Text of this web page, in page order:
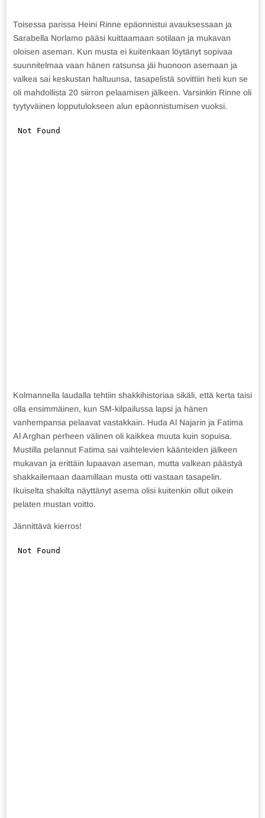
Toisessa parissa Heini Rinne epäonnistui avauksessaan ja
Sarabella Norlamo pääsi kuittaamaan sotilaan ja mukavan
oloisen aseman. Kun musta ei kuitenkaan löytänyt sopivaa
suunnitelmaa vaan hänen ratsunsa jäi huonoon asemaan ja
valkea sai keskustan haltuunsa, tasapelistä sovittiin heti kun se
oli mahdollista 20 siirron pelaamisen jälkeen. Varsinkin Rinne oli
tyytyväinen lopputulokseen alun epäonnistumisen vuoksi.
Kolmannella laudalla tehtiin shakkihistoriaa sikäli, että kerta taisi
olla ensimmäinen, kun SM-kilpailussa lapsi ja hänen
vanhempansa pelaavat vastakkain. Huda Al Najarin ja Fatima
Al Arghan perheen välinen oli kaikkea muuta kuin sopuisa.
Mustilla pelannut Fatima sai vaihtelevien käänteiden jälkeen
mukavan ja erittäin lupaavan aseman, mutta valkean päästyä
shakkailemaan daamillaan musta otti vastaan tasapelin.
Ikuiselta shakilta näyttänyt asema olisi kuitenkin ollut oikein
pelaten mustan voitto.
Jännittävä kierros!